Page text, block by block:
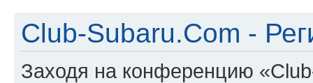
Club-Subaru.Com -
Заходя на конференцию